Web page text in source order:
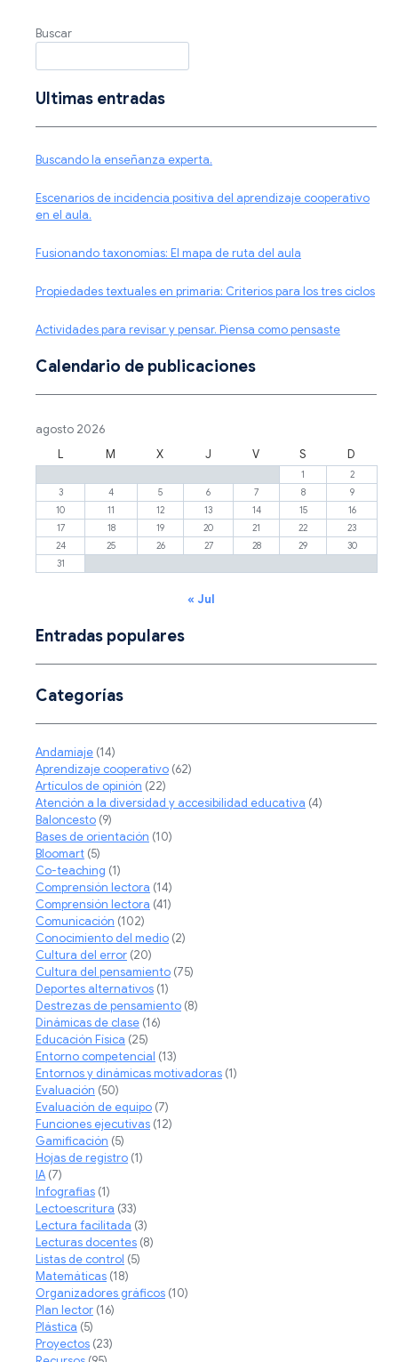
Buscar
Ultimas entradas
Buscando la enseñanza experta.
Escenarios de incidencia positiva del aprendizaje cooperativo
en el aula.
Fusionando taxonomías: El mapa de ruta del aula
Propiedades textuales en primaria: Criterios para los tres ciclos
Actividades para revisar y pensar. Piensa como pensaste
Calendario de publicaciones
agosto 2026
L
M X J V S D
1
2
3
4 5 6 7 8
9
10
11 12 13 14 15
16
17
18 19 20 21 22
23
24
25 26 27 28 29
30
31
« Jul
Entradas populares
Categorías
Andamiaje (14)
Aprendizaje cooperativo (62)
Artículos de opinión (22)
Atención a la diversidad y accesibilidad educativa (4)
Baloncesto (9)
Bases de orientación (10)
Bloomart (5)
Co-teaching (1)
Comprensión lectora (14)
Comprensión lectora (41)
Comunicación (102)
Conocimiento del medio (2)
Cultura del error (20)
Cultura del pensamiento (75)
Deportes alternativos (1)
Destrezas de pensamiento (8)
Dinámicas de clase (16)
Educación Física (25)
Entorno competencial (13)
Entornos y dinámicas motivadoras (1)
Evaluación (50)
Evaluación de equipo (7)
Funciones ejecutivas (12)
Gamificación (5)
Hojas de registro (1)
IA (7)
Infografias (1)
Lectoescritura (33)
Lectura facilitada (3)
Lecturas docentes (8)
Listas de control (5)
Matemáticas (18)
Organizadores gráficos (10)
Plan lector (16)
Plástica (5)
Proyectos (23)